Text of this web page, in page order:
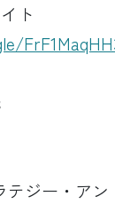
ト
テジー・ア